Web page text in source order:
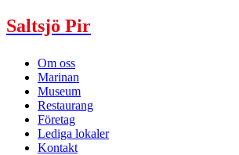
Saltsjö Pir
Om oss
Marinan
Museum
Restaurang
Företag
Lediga lokaler
Kontakt